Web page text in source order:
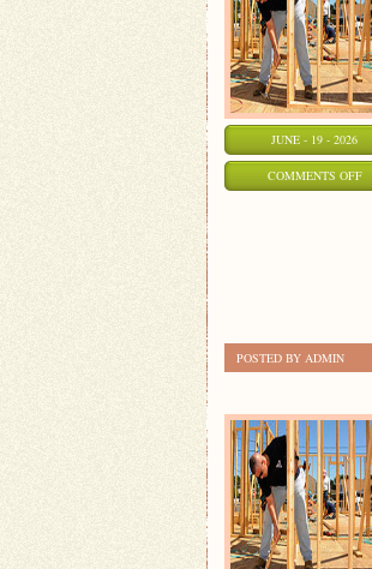
JUNE - 19 - 2026
COMMENTS OFFON
POSTED BY ADMIN